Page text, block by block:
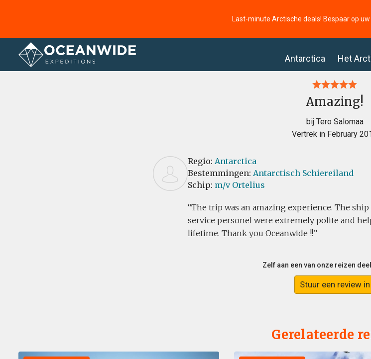
Last-minute Arctische deals! Bespaar op
Antarctica Het
Home Recensies
Amazing!
bij Tero Salomaa
Vertrek in February
Regio: Antarctica
Bestemmingen: Antarctisch Schiereiland
Schip: m/v Ortelius
The trip was an amazing experience. The
service personel were extremely polite and
lifetime. Thank you Oceanwide !!
Zelf aan een van onze reizen
Stuur een review in
Gerelateerde